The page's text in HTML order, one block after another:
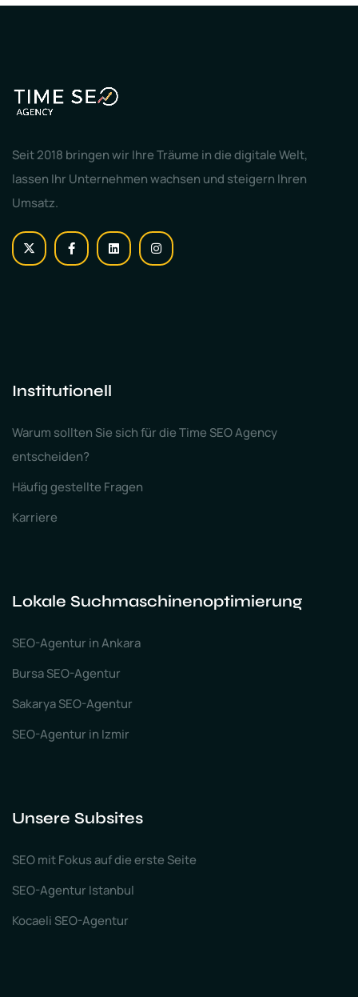
Seit 2018 bringen wir Ihre Träume in die digitale Welt,
lassen Ihr Unternehmen wachsen und steigern Ihren
Umsatz.
Institutionell
Warum sollten Sie sich für die Time SEO Agency
entscheiden?
Häufig gestellte Fragen
Karriere
Lokale Suchmaschinenoptimierung
SEO-Agentur in Ankara
Bursa SEO-Agentur
Sakarya SEO-Agentur
SEO-Agentur in Izmir
Unsere Subsites
SEO mit Fokus auf die erste Seite
SEO-Agentur Istanbul
Kocaeli SEO-Agentur